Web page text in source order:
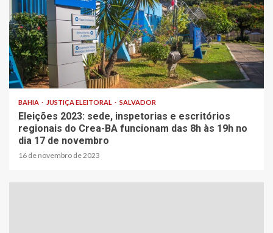
2 min read
BAHIA JUSTIÇA ELEITORAL SALVADOR
Eleições 2023: sede, inspetorias e escritórios
regionais do Crea-BA funcionam das 8h às 19h no
dia 17 de novembro
16 de novembro de 2023